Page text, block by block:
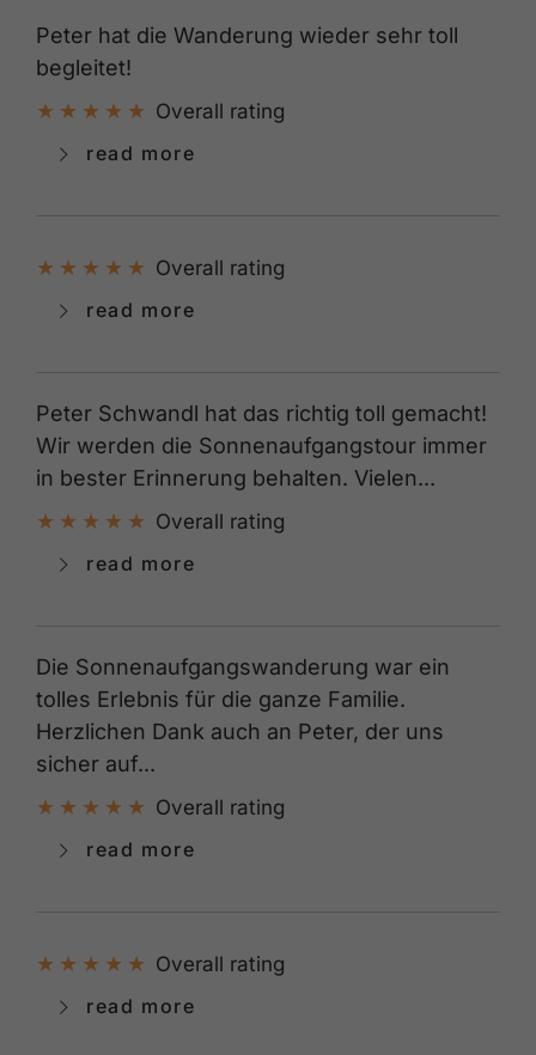
Peter hat die Wanderung wieder sehr toll
begleitet!
Overall rating
read more
Overall rating
read more
Peter Schwandl hat das richtig toll gemacht!
Wir werden die Sonnenaufgangstour immer
in bester Erinnerung behalten. Vielen...
Overall rating
read more
Die Sonnenaufgangswanderung war ein
tolles Erlebnis für die ganze Familie.
Herzlichen Dank auch an Peter, der uns
sicher auf...
Overall rating
read more
Overall rating
read more